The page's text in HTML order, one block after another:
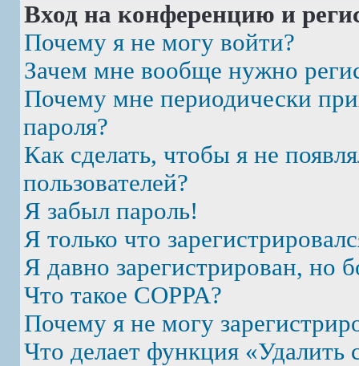
Вход на конференцию и
Почему я не могу войти?
Зачем мне вообще нужно
Почему мне периодически
пароля?
Как сделать, чтобы я не
пользователей?
Я забыл пароль!
Я только что
Я давно зарегистрирован, но
Что такое COPPA?
Почему я не могу
Что делает функция «Удалить